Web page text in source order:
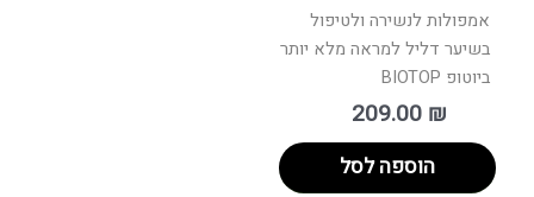
אמפולות לנשירה ולטיפול
בשיער דליל למראה מלא יותר
ביוטופ BIOTOP
209.00 ₪
הוספה לסל